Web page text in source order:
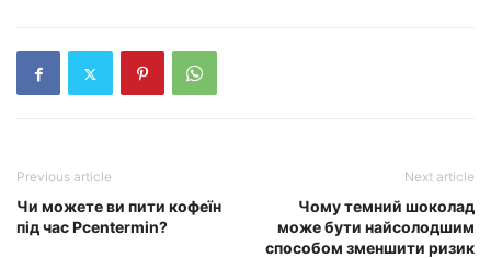
Previous article
Чи можете ви пити кофеїн
під час Pcentermin?
Next article
Чому темний шоколад
може бути найсолодшим
способом зменшити ризик